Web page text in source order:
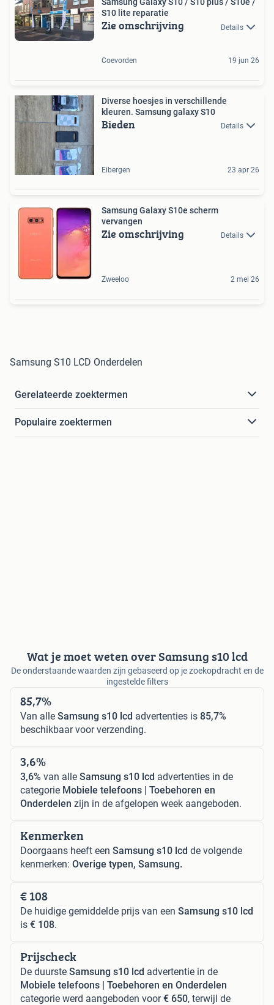
Samsung Galaxy S10 / S10 plus / S10e /
S10 lite reparatie
Zie omschrijving Details
Coevorden 19 jun 26
Diverse hoesjes in verschillende
kleuren. Samsung galaxy S10
Bieden Details
Eibergen 23 apr 26
Samsung Galaxy S10e scherm
vervangen
Zie omschrijving Details
Zweeloo 2 mei 26
Samsung S10 LCD Onderdelen
Gerelateerde zoektermen
Populaire zoektermen
Wat je moet weten over Samsung s10 lcd
De onderstaande waarden zijn gebaseerd op je zoekopdracht en de
ingestelde filters
85,7%
Van alle Samsung s10 lcd advertenties is 85,7%
beschikbaar voor verzending.
3,6%
3,6% van alle Samsung s10 lcd advertenties in de
categorie Mobiele telefoons | Toebehoren en
Onderdelen zijn in de afgelopen week aangeboden.
Kenmerken
Doorgaans heeft een Samsung s10 lcd de volgende
kenmerken: Overige typen, Samsung.
€ 108
De huidige gemiddelde prijs van een Samsung s10 lcd
is € 108.
Prijscheck
De duurste Samsung s10 lcd advertentie in de
Mobiele telefoons | Toebehoren en Onderdelen
categorie werd aangeboden voor€ 650, terwijl de